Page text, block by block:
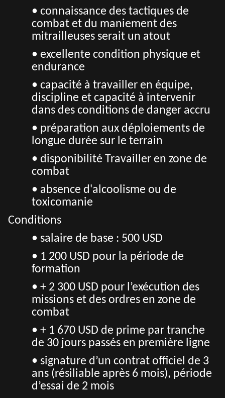
• connaissance des tactiques de
combat et du maniement des
mitrailleuses serait un atout
• excellente condition physique et
endurance
• capacité à travailler en équipe,
discipline et capacité à intervenir
dans des conditions de danger accru
• préparation aux déploiements de
longue durée sur le terrain
• disponibilité Travailler en zone de
combat
• absence d'alcoolisme ou de
toxicomanie
Conditions
• salaire de base : 500 USD
• 1 200 USD pour la période de
formation
• + 2 300 USD pour l’exécution des
missions et des ordres en zone de
combat
• + 1 670 USD de prime par tranche
de 30 jours passés en première ligne
• signature d’un contrat officiel de 3
ans (résiliable après 6 mois), période
d’essai de 2 mois